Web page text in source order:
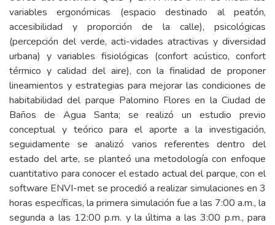
variables ergonómicas (espacio destinado al peatón,
accesibilidad y proporción de la calle), psicológicas
(percepción del verde, acti-vidades atractivas y diversidad
urbana) y variables fisiológicas (confort acústico, confort
térmico y calidad del aire), con la finalidad de proponer
lineamientos y estrategias para mejorar las condiciones de
habitabilidad del parque Palomino Flores en la Ciudad de
Baños de Agua Santa; se realizó un estudio previo
conceptual y teórico para el aporte a la investigación,
seguidamente se analizó varios referentes dentro del
estado del arte, se planteó una metodología con enfoque
cuantitativo para conocer el estado actual del parque, con el
software ENVI-met se procedió a realizar simulaciones en 3
horas específicas, la primera simulación fue a las 7:00 a.m., la
segunda a las 12:00 p.m. y la última a las 3:00 p.m., para